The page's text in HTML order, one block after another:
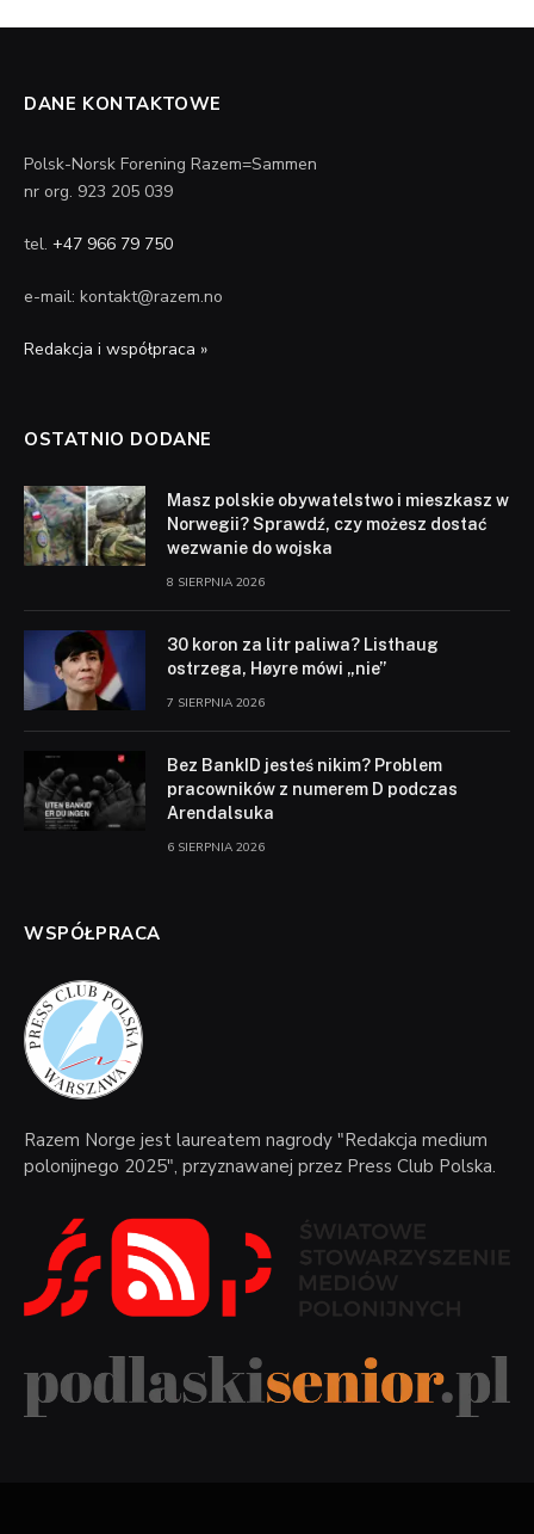
DANE KONTAKTOWE
Polsk-Norsk Forening Razem=Sammen
nr org. 923 205 039
tel. +47 966 79 750
e-mail: kontakt@razem.no
Redakcja i współpraca »
OSTATNIO DODANE
Masz polskie obywatelstwo i mieszkasz w
Norwegii? Sprawdź, czy możesz dostać
wezwanie do wojska
8 SIERPNIA 2026
30 koron za litr paliwa? Listhaug
ostrzega, Høyre mówi „nie”
7 SIERPNIA 2026
Bez BankID jesteś nikim? Problem
pracowników z numerem D podczas
Arendalsuka
6 SIERPNIA 2026
WSPÓŁPRACA
Razem Norge jest laureatem nagrody "Redakcja medium
polonijnego 2025", przyznawanej przez Press Club Polska.